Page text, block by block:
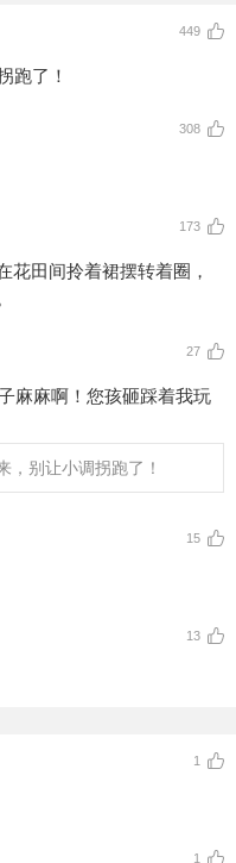
449
跑了！
308
173
花田间拎着裙摆转着圈，
27
麻麻啊！您孩砸踩着我玩
，别让小调拐跑了！
15
13
1
1